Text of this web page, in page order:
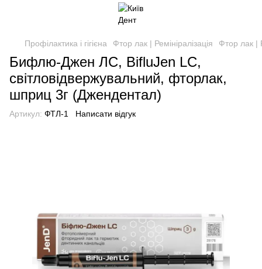
Профілактика і гігієна Фтор лак | Ремініралізація Фтор лак |
Бифлю-Джен ЛС, BifluJen LC,
світловідвержувальний, фторлак,
шприц 3г (Джендентал)
Артикул: ФТЛ-1 Написати відгук